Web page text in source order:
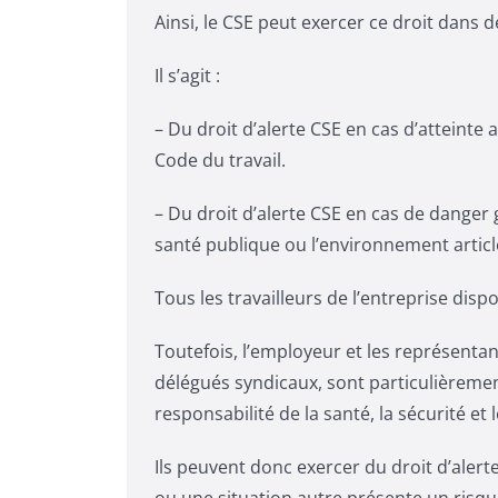
Ainsi, le CSE peut exercer ce droit dans
Il s’agit :
– Du droit d’alerte CSE en cas
Code du travail.
– Du droit d’alerte CSE en cas de
santé publique ou l’environnement
Tous les travailleurs de l’entreprise
Toutefois, l’employeur et les
délégués syndicaux, sont
responsabilité de la santé, la sécurité
Ils peuvent donc exercer du droit